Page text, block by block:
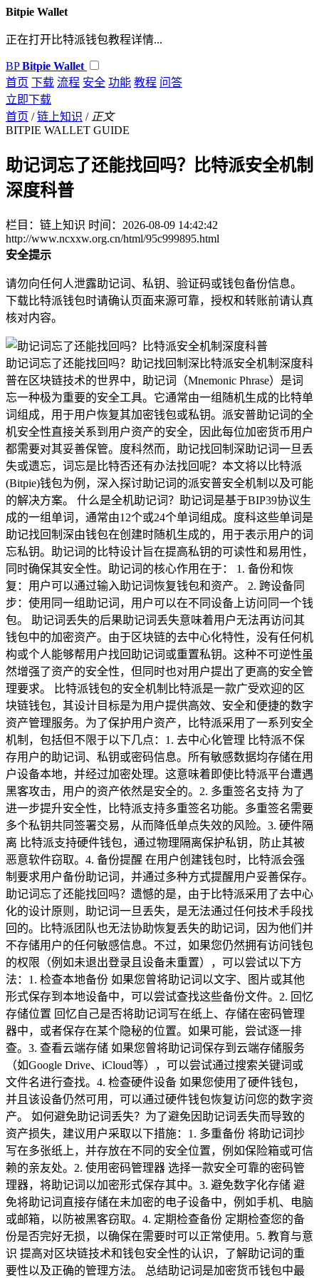
Bitpie Wallet
正在打开比特派钱包教程详情...
BP Bitpie Wallet
首页 下载 流程 安全 功能 教程 问答
立即下载
首页 / 链上知识 / 正文
BITPIE WALLET GUIDE
助记词忘了还能找回吗？比特派安全机制
深度科普
栏目：链上知识 时间：2026-08-09 14:42:42
http://www.ncxxw.org.cn/html/95c999895.html
安全提示
请勿向任何人泄露助记词、私钥、验证码或钱包备份信息。
下载比特派钱包时请确认页面来源可靠，授权和转账前请认真
核对内容。
助记词忘了还能找回吗？助记找回制深比特派安全机制深度科
普在区块链技术的世界中，助记词（Mnemonic Phrase）是词
忘一种极为重要的安全工具。它通常由一组随机生成的比特单
词组成，用于用户恢复其加密钱包或私钥。派安普助记词的全
机安全性直接关系到用户资产的安全，因此每位加密货币用户
都需要对其妥善保管。度科然而，助记找回制深助记词一旦丢
失或遗忘，词忘是比特否还有办法找回呢？本文将以比特派
(Bitpie)钱包为例，深入探讨助记词的派安普安全机制以及可能
的解决方案。 什么是全机助记词？助记词是基于BIP39协议生
成的一组单词，通常由12个或24个单词组成。度科这些单词是
助记找回制深由钱包在创建时随机生成的，用于表示用户的词
忘私钥。助记词的比特设计旨在提高私钥的可读性和易用性，
同时确保其安全性。助记词的核心作用在于： 1. 备份和恢
复：用户可以通过输入助记词恢复钱包和资产。 2. 跨设备同
步：使用同一组助记词，用户可以在不同设备上访问同一个钱
包。 助记词丢失的后果助记词丢失意味着用户无法再访问其
钱包中的加密资产。由于区块链的去中心化特性，没有任何机
构或个人能够帮用户找回助记词或重置私钥。这种不可逆性虽
然增强了资产的安全性，但同时也对用户提出了更高的安全管
理要求。 比特派钱包的安全机制比特派是一款广受欢迎的区
块链钱包，其设计目标是为用户提供高效、安全和便捷的数字
资产管理服务。为了保护用户资产，比特派采用了一系列安全
机制，包括但不限于以下几点：1. 去中心化管理 比特派不保
存用户的助记词、私钥或密码信息。所有敏感数据均存储在用
户设备本地，并经过加密处理。这意味着即使比特派平台遭遇
黑客攻击，用户的资产依然是安全的。2. 多重签名支持 为了
进一步提升安全性，比特派支持多重签名功能。多重签名需要
多个私钥共同签署交易，从而降低单点失效的风险。3. 硬件隔
离 比特派支持硬件钱包，通过物理隔离保护私钥，防止其被
恶意软件窃取。4. 备份提醒 在用户创建钱包时，比特派会强
制要求用户备份助记词，并通过多种方式提醒用户妥善保存。
助记词忘了还能找回吗？遗憾的是，由于比特派采用了去中心
化的设计原则，助记词一旦丢失，是无法通过任何技术手段找
回的。比特派团队也无法协助恢复丢失的助记词，因为他们并
不存储用户的任何敏感信息。不过，如果您仍然拥有访问钱包
的权限（例如未退出登录且设备未重置），可以尝试以下方
法：1. 检查本地备份 如果您曾将助记词以文字、图片或其他
形式保存到本地设备中，可以尝试查找这些备份文件。2. 回忆
存储位置 回忆自己是否将助记词写在纸上、存储在密码管理
器中，或者保存在某个隐秘的位置。如果可能，尝试逐一排
查。3. 查看云端存储 如果您曾将助记词保存到云端存储服务
（如Google Drive、iCloud等），可以尝试通过搜索关键词或
文件名进行查找。4. 检查硬件设备 如果您使用了硬件钱包，
并且该设备仍然可用，可以通过硬件钱包恢复访问您的数字资
产。 如何避免助记词丢失？为了避免因助记词丢失而导致的
资产损失，建议用户采取以下措施：1. 多重备份 将助记词抄
写在多张纸上，并存放在不同的安全位置，例如保险箱或可信
赖的亲友处。2. 使用密码管理器 选择一款安全可靠的密码管
理器，将助记词以加密形式保存其中。3. 避免数字化存储 避
免将助记词直接存储在未加密的电子设备中，例如手机、电脑
或邮箱，以防被黑客窃取。4. 定期检查备份 定期检查您的备
份是否完好无损，以确保在需要时可以正常使用。5. 教育与意
识 提高对区块链技术和钱包安全性的认识，了解助记词的重
要性以及正确的管理方法。 总结助记词是加密货币钱包中最